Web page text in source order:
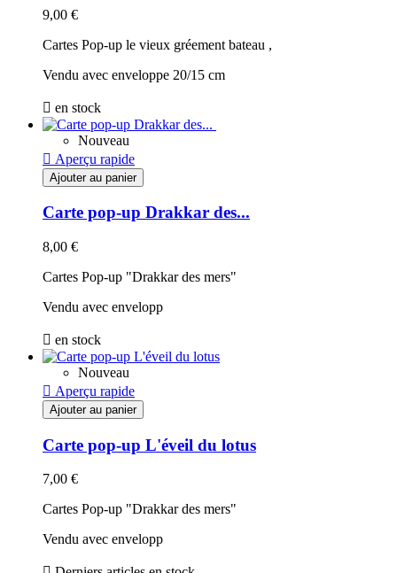
9,00 €
Cartes Pop-up le vieux gréement bateau ,
Vendu avec enveloppe 20/15 cm
 en stock
Nouveau
 Aperçu rapide
Ajouter au panier
Carte pop-up Drakkar des...
8,00 €
Cartes Pop-up "Drakkar des mers"
Vendu avec envelopp
 en stock
Nouveau
 Aperçu rapide
Ajouter au panier
Carte pop-up L'éveil du lotus
7,00 €
Cartes Pop-up "Drakkar des mers"
Vendu avec envelopp